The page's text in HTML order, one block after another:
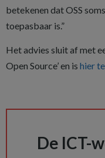
betekenen dat OSS
toepasbaar is.”
Het advies sluit af met
Open Source’ en is hier
De ICT-